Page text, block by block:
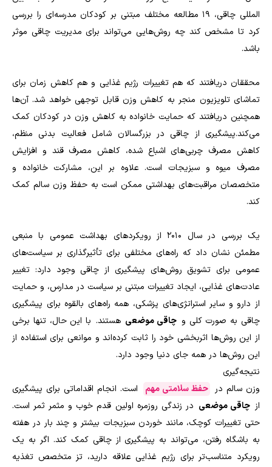
المللی چاقی، 19 مطالعه مختلف مبتنی بر کودکان مدرسه‌ای را بررسی
کرد تا مشخص کند چه روش‌هایی می‌تواند برای مدیریت چاقی موثر
باشد.
محققان دریافتند که هم تغییرات رژیم غذایی و هم کاهش زمان برای
تماشای تلویزیون منجر به کاهش وزن قابل توجهی خواهد شد. آن‌ها
همچنین دریافتند که حمایت خانواده به کاهش وزن در کودکان کمک
می‌کند.پیشگیری از چاقی در بزرگسالان شامل فعالیت بدنی منظم،
کاهش مصرف چربی‌های اشباع شده، کاهش مصرف قند و افزایش
مصرف میوه و سبزیجات است. علاوه بر این، مشارکت خانواده و
متخصصان مراقبت‌های بهداشتی ممکن است به حفظ وزن سالم کمک
کند.
یک بررسی در سال 2010 از رویکردهای بهداشت عمومی با منبعی
مطمئن نشان داد که راه‌های مختلفی برای تأثیرگذاری بر سیاست‌های
عمومی برای تشویق روش‌های پیشگیری از چاقی وجود دارد: تغییر
عادت‌های غذایی، ایجاد تغییرات مبتنی بر سیاست در مدارس، و حمایت
از دارو و سایر استراتژی‌های پزشکی، همه راه‌های بالقوه برای پیشگیری
چاقی به صورت کلی و چاقی موضعی هستند. با این حال، تنها برخی
از این روش‌ها اثربخشی خود را ثابت کرده‌اند و موانعی برای استفاده از
این روش‌ها در همه جای دنیا وجود دارد.
نتیجه‌گیری
وزن سالم در حفظ سلامتی مهم
است. انجام اقداماتی برای پیشگیری
از چاقی موضعی در زندگی روزمره اولین قدم خوب و مثمر ثمر است.
حتی تغییرات کوچک، مانند خوردن سبزیجات بیشتر و چند بار در هفته
به باشگاه رفتن، می‌تواند به پیشگیری از چاقی کمک کند. اگر به یک
رویکرد متناسب‌تر برای رژیم غذایی علاقه دارید، تز متخصص تغذیه